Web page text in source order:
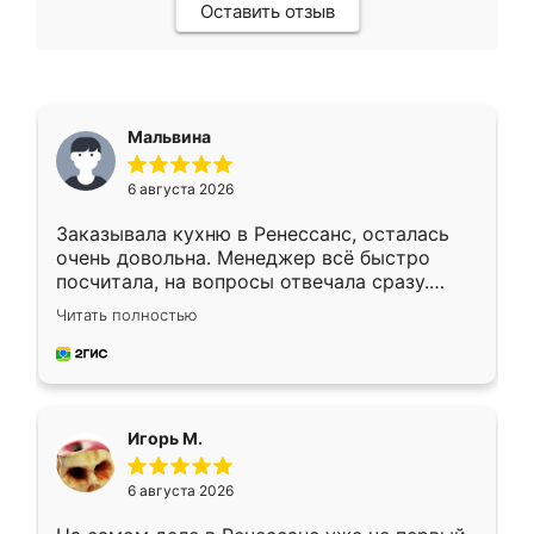
Оставить отзыв
Мальвина
6 августа 2026
Заказывала кухню в Ренессанс, осталась
очень довольна. Менеджер всё быстро
посчитала, на вопросы отвечала сразу.
Замерщик приехал в субботу, подошёл к
делу со всей ответственностью. Собрали
за день, ребята работали аккуратно, даже
Читать полностью
Игорь М.
6 августа 2026